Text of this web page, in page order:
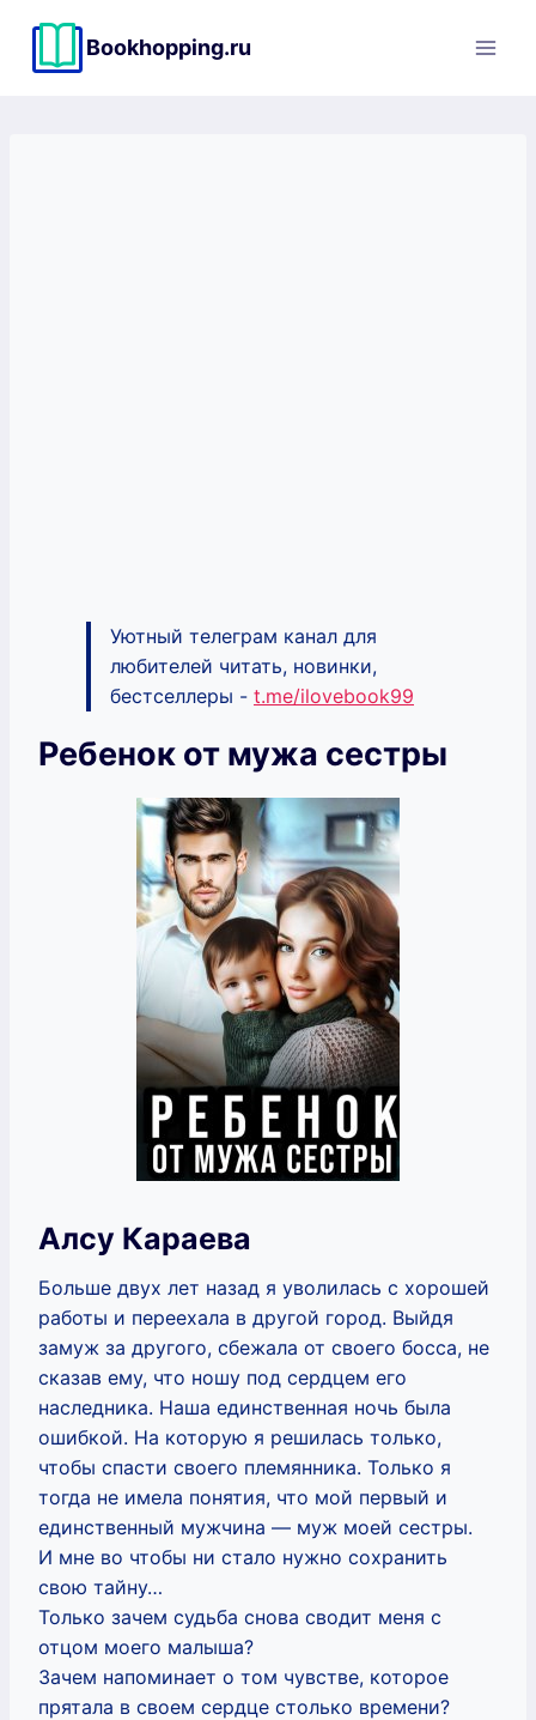
содержимому
Bookhopping.ru
Уютный телеграм канал для
любителей читать, новинки,
бестселлеры - t.me/ilovebook99
Ребенок от мужа сестры
Алсу Караева
Больше двух лет назад я уволилась с хорошей
работы и переехала в другой город. Выйдя
замуж за другого, сбежала от своего босса, не
сказав ему, что ношу под сердцем его
наследника. Наша единственная ночь была
ошибкой. На которую я решилась только,
чтобы спасти своего племянника. Только я
тогда не имела понятия, что мой первый и
единственный мужчина — муж моей сестры.
И мне во чтобы ни стало нужно сохранить
свою тайну…
Только зачем судьба снова сводит меня с
отцом моего малыша?
Зачем напоминает о том чувстве, которое
прятала в своем сердце столько времени?